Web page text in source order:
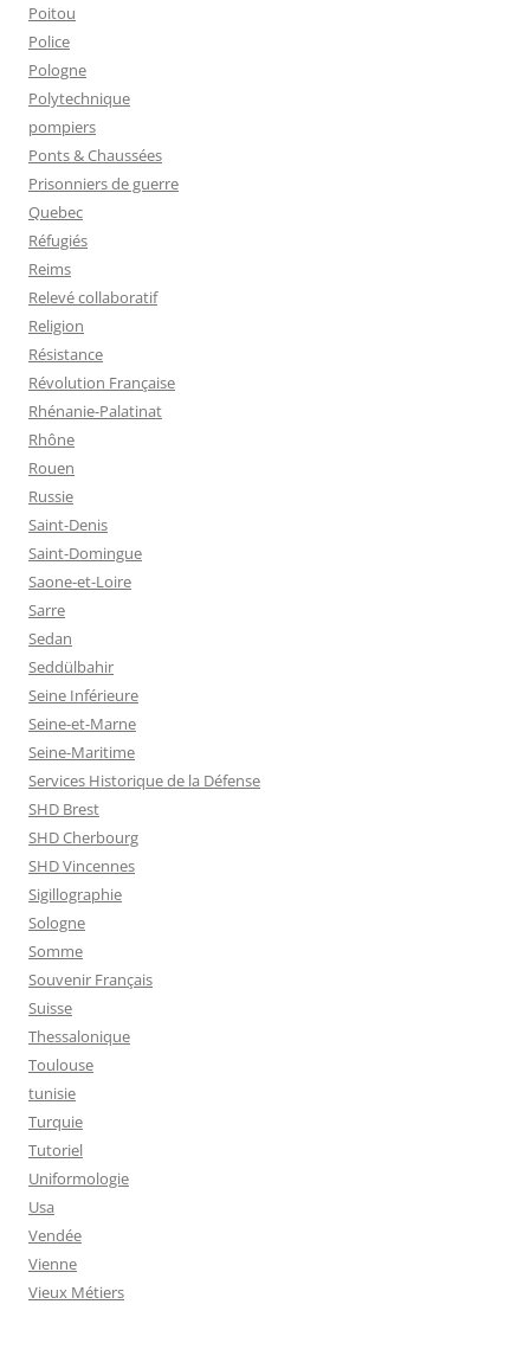
Poitou
Police
Pologne
Polytechnique
pompiers
Ponts & Chaussées
Prisonniers de guerre
Quebec
Réfugiés
Reims
Relevé collaboratif
Religion
Résistance
Révolution Française
Rhénanie-Palatinat
Rhône
Rouen
Russie
Saint-Denis
Saint-Domingue
Saone-et-Loire
Sarre
Sedan
Seddülbahir
Seine Inférieure
Seine-et-Marne
Seine-Maritime
Services Historique de la Défense
SHD Brest
SHD Cherbourg
SHD Vincennes
Sigillographie
Sologne
Somme
Souvenir Français
Suisse
Thessalonique
Toulouse
tunisie
Turquie
Tutoriel
Uniformologie
Usa
Vendée
Vienne
Vieux Métiers